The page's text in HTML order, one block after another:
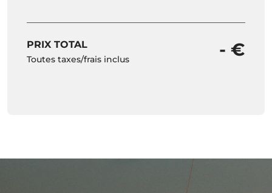
PRIX TOTAL
Toutes taxes/frais inclus - €